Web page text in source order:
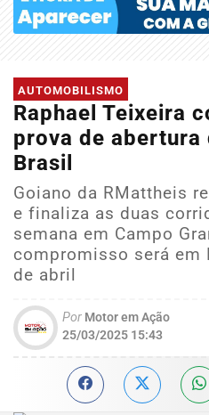
AUTOMOBILISMO
Raphael Teixeira
prova de abertura
Brasil
Goiano da RMattheis
e finaliza as duas
semana em Campo
compromisso será em
de abril
Por Motor em Ação
25/03/2025 15:43